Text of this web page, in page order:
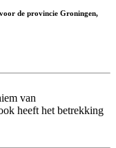
de provincie Groningen,
van
heeft het betrekking